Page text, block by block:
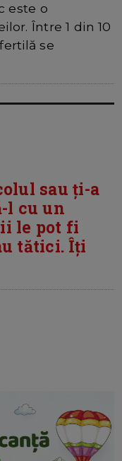
este o
Între 1 din 10
se
sau ți-a
l cu un
le pot fi
tătici. Îți